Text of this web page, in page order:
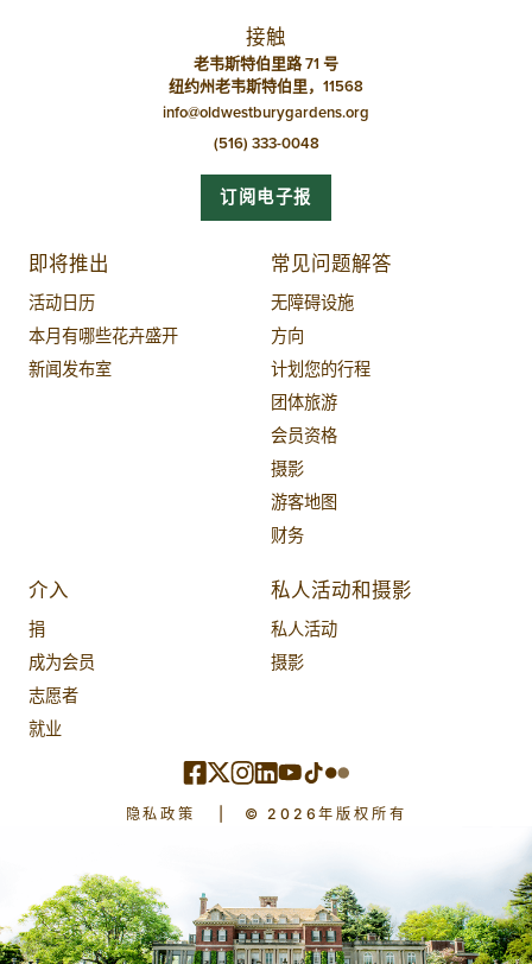
接触
老韦斯特伯里路 71 号
纽约州老韦斯特伯里，11568
info@oldwestburygardens.org
(516) 333-0048
订阅电子报
即将推出
活动日历
本月有哪些花卉盛开
新闻发布室
常见问题解答
无障碍设施
方向
计划您的行程
团体旅游
会员资格
摄影
游客地图
财务
介入
捐
成为会员
志愿者
就业
私人活动和摄影
私人活动
摄影
隐私政策 © 2026年版权所有